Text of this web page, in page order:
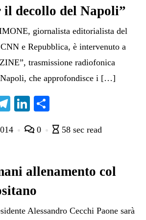
il decollo del Napoli”
giornalista editorialista del
e Repubblica, è intervenuto a
trasmissione radiofonica
che approfondisce i […]
Te
gr
m
Li
ed
di
di
0 58 sec read
allenamento col
Alessandro Cecchi Paone sarà